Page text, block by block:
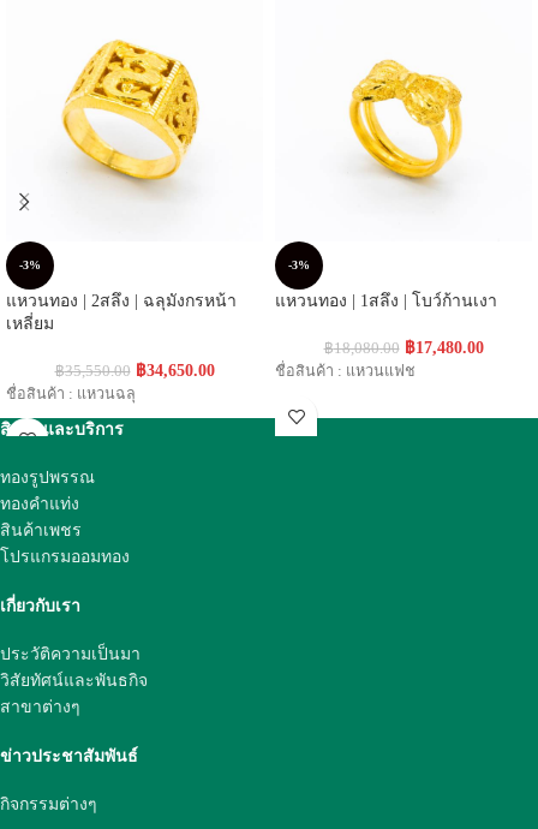
-3%
แหวนทอง | 2สลึง | ฉลุมังกรหน้า
เหลี่ยม
฿35,550.00 ฿34,650.00
ชื่อสินค้า : แหวนฉลุ
-3%
แหวนทอง | 1สลึง | โบว์ก้านเงา
฿18,080.00 ฿17,480.00
ชื่อสินค้า : แหวนแฟช
สินค้าและบริการ
ทองรูปพรรณ
ทองคำแท่ง
สินค้าเพชร
โปรแกรมออมทอง
เกี่ยวกับเรา
ประวัติความเป็นมา
วิสัยทัศน์และพันธกิจ
สาขาต่างๆ
ข่าวประชาสัมพันธ์
กิจกรรมต่างๆ